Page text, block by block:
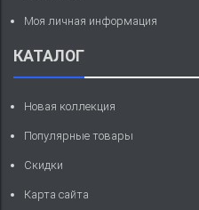
Моя личная информация
КАТАЛОГ
Новая коллекция
Популярные товары
Скидки
Карта сайта